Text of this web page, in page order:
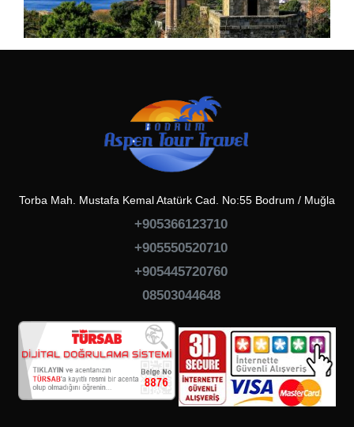
Torba Mah. Mustafa Kemal Atatürk Cad. No:55 Bodrum / Muğla
+905366123710
+905550520710
+905445720760
08503044648